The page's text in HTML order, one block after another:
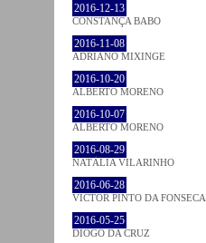
2016-12-13
CONSTANÇA BABO
2016-11-08
ADRIANO MIXINGE
2016-10-20
ALBERTO MORENO
2016-10-07
ALBERTO MORENO
2016-08-29
NATÁLIA VILARINHO
2016-06-28
VICTOR PINTO DA FONSECA
2016-05-25
DIOGO DA CRUZ